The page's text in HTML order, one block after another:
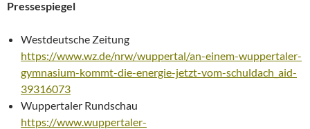
Pressespiegel
Westdeutsche Zeitung
https://www.wz.de/nrw/wuppertal/an-einem-wuppertaler-
gymnasium-kommt-die-energie-jetzt-vom-schuldach_aid-
39316073
Wuppertaler Rundschau
https://www.wuppertaler-